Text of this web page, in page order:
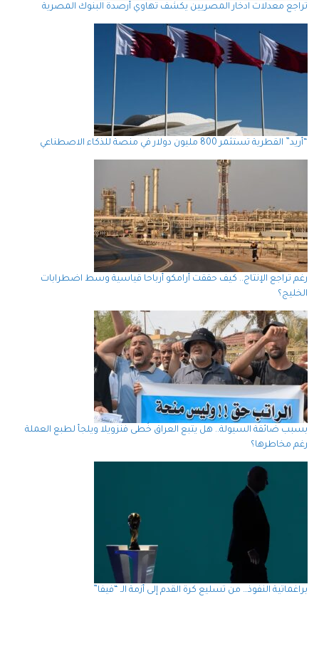
تراجع معدلات ادخار المصريين يكشف تهاوي أرصدة البنوك المصرية
“أريد” القطرية تستثمر 800 مليون دولار في منصة للذكاء الاصطناعي
رغم تراجع الإنتاج.. كيف حققت أرامكو أرباحا قياسية وسط اضطرابات
الخليج؟
بسبب ضائقة السيولة.. هل يتبع العراق خُطى فنزويلا ويلجأ لطبع العملة
رغم مخاطرها؟
براغماتية النفوذ… من تسليع كرة القدم إلى أزمة الـ “فيفا”